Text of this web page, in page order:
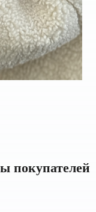
покупателей